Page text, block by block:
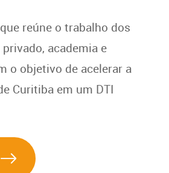
reúne o trabalho dos
academia e
o objetivo de acelerar a
Curitiba em um DTI